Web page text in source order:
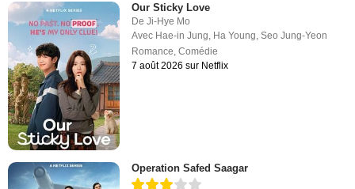
Our Sticky Love
DeJi-Hye Mo
Avec Hae-in Jung Ha Young ,Seo Jung-Yeon
Romance ,Comédie
7 août 2026 sur Netflix
Operation Safed Saagar